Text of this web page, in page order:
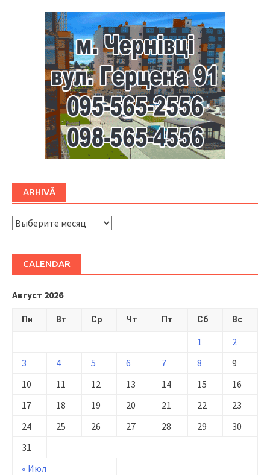
ARHIVĂ
ARHIVĂ
CALENDAR
Август 2026
Пн Вт Ср Чт Пт Сб Вс
« Июл
1
2
3
4 5 6 7 8
9
10
11 12 13 14 15
16
17
18 19 20 21 22
23
24
25 26 27 28 29
30
31